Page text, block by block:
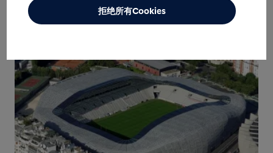
吉恩博因体育馆拒绝所有Cookies